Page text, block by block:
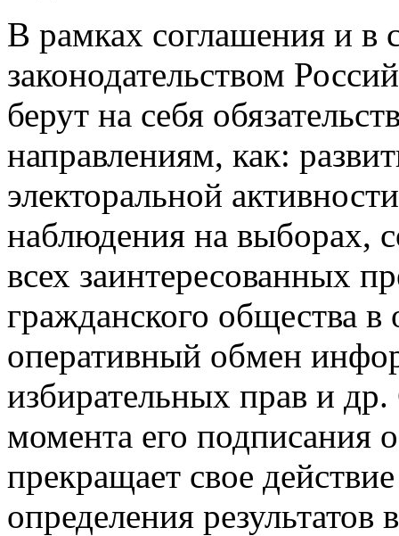
В рамках соглашения и в
законодательством
берут на себя
направлениям, как:
электоральной
наблюдения на выборах,
всех заинтересованных
гражданского общества
оперативный обмен
избирательных прав и
момента его подписания
прекращает свое
определения результатов